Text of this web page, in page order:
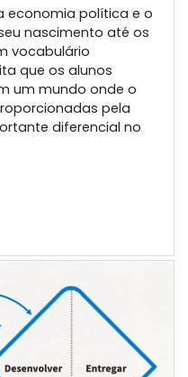
economia política e o
nascimento até os
vocabulário
que os alunos
um mundo onde o
pela
diferencial no